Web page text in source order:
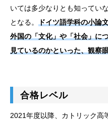
いては多少なりとも知ってい
となる。
ドイツ語学科の小論
外国の「文化」や「社会」に
見ているのかといった、観察
合格レベル
2021年度以降、カトリック高